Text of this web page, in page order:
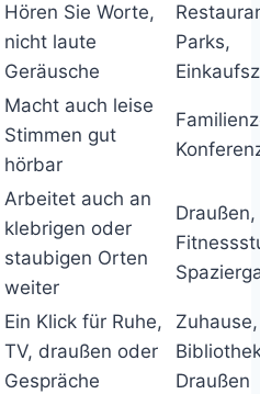
Hören Sie Worte,
nicht laute
Geräusche
Parks,
Macht auch leise
Stimmen gut
hörbar
Arbeitet auch an
klebrigen oder
staubigen Orten
weiter
Draußen,
Ein Klick für Ruhe,
TV, draußen oder
Gespräche
Zuhause,
Draußen